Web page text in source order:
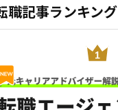
職記事ランキング